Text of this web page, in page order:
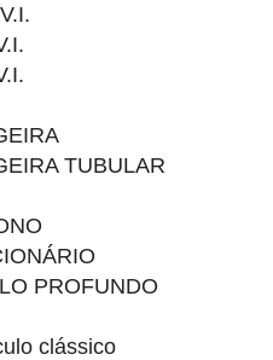
TUBULAR
PROFUNDO
clássico